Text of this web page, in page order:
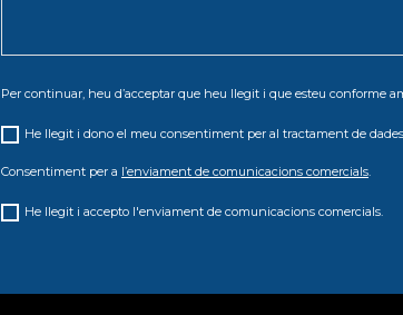
Per continuar, heu d’acceptar que heu llegit i que esteu conforme
He llegit i dono el meu consentiment per al tractament de dades
Consentiment per a l’enviament de comunicacions comercials.
He llegit i accepto l'enviament de comunicacions comercials.